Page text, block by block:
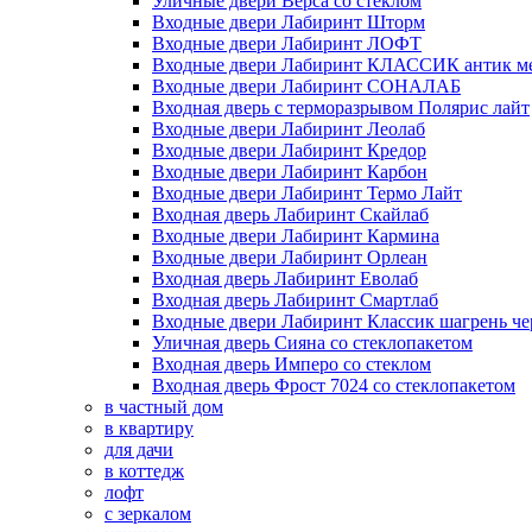
Входные двери Лабиринт Шторм
Входные двери Лабиринт ЛОФТ
Входные двери Лабиринт КЛАССИК антик
Входные двери Лабиринт СОНАЛАБ
Входная дверь с терморазрывом Полярис лайт
Входные двери Лабиринт Леолаб
Входные двери Лабиринт Кредор
Входные двери Лабиринт Карбон
Входные двери Лабиринт Термо Лайт
Входная дверь Лабиринт Скайлаб
Входные двери Лабиринт Кармина
Входные двери Лабиринт Орлеан
Входная дверь Лабиринт Еволаб
Входная дверь Лабиринт Смартлаб
Входные двери Лабиринт Классик шагрень
Уличная дверь Сияна со стеклопакетом
Входная дверь Имперо со стеклом
Входная дверь Фрост 7024 со стеклопакетом
в частный дом
в квартиру
для дачи
в коттедж
лофт
с зеркалом